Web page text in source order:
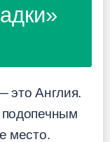
это Англия.
место.